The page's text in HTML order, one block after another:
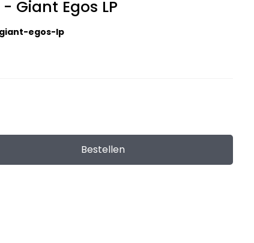
Giant Egos LP
egos-lp
Bestellen